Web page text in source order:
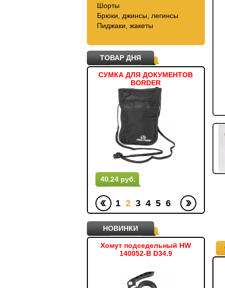
Шорты
Брюки, джинсы, легинсы
Пиджаки, жакеты
ТОВАР ДНЯ
СУМКА ДЛЯ ДОКУМЕНТОВ
BORDER
40.24 руб.
1 2 3 4 5 6
НОВИНКИ
Хомут подседельный HW
140052-B D34.9